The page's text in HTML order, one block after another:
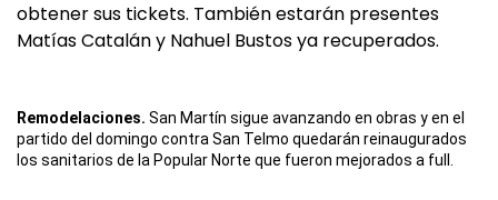
obtener sus tickets. También estarán presentes
Matías Catalán y Nahuel Bustos ya recuperados.
Remodelaciones. San Martín sigue avanzando en obras y en el
partido del domingo contra San Telmo quedarán reinaugurados
los sanitarios de la Popular Norte que fueron mejorados a full.